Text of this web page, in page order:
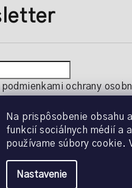
Na prispôsobenie obsahu
funkcií sociálnych médií a
používame súbory cookie.
Nastavenie
podmienkami ochrany
práva vyhradené.